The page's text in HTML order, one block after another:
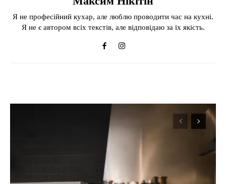
Я не професійний кухар, але люблю проводити час на кухні.
Я не є автором всіх текстів, але відповідаю за їх якість.